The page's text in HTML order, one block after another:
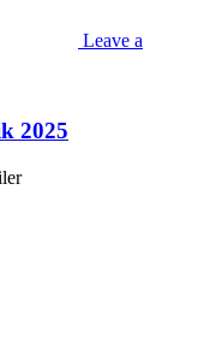
Leave a
2025